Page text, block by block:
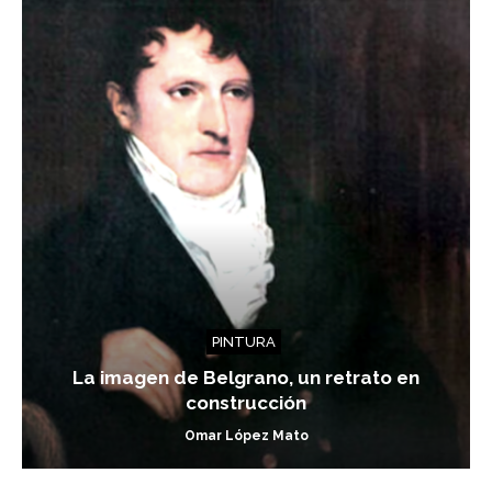
PINTURA
La imagen de Belgrano, un retrato en
construcción
Omar López Mato